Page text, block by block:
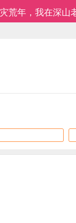
灾荒年，我在深山